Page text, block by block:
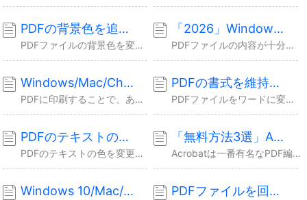
PDFの背景色を追加/変更する方法
PDFファイルの背景色を変更、または追加したい場合、どうしたらいいですか？本文では、PDFファイルの背景色を簡単に変更/追加する方法を皆さんに紹介するので、ご参照ください。
「2026」Windows/Mac/iPhoneでPDFに内容を入力する
PDFファイルの内容が十分ではない場合など、PDFファイルに内容を入力する必要があります。それでは、PDFファイルに内容を入力するには、どうしたらいいですか？ 本文では、Wind...
Windows/Mac/ChromeでPDFに印刷する方法
PDFに印刷することで、あらゆる形式のファイルを高品質なPDFに変換することができます。本文では、Windows/Mac/ChromeでPDFにPDFに印刷する方法を皆さんに紹介し...
PDFの書式を維持したままWordに変換する方法【無料】
PDFファイルをワードに変換すると、その書式がずれたり、崩れたりすることが少なくないでしょう。この記事では、PDFファイルの書式を維持したままでWordに変換する方法をまとめて紹介...
PDFのテキストの色を変更する簡単な方法3選
PDFのテキストの色を変更したい場合は、どうしたらいいですか？本文では、PDFのテキストの色を簡単に変更することができる方法を3つ皆さんに紹介するので、ご参照ください。
「無料方法3選」AcrobatなしでPDFをクロップする
Acrobatは一番有名なPDF編集ソフトだとしても、何らかの原因によってこのソフトを使用しない可能性があります。本文では、Acrobatがない場合、PDFファイルを簡単にクロップ...
Windows 10/Mac/オンラインでBMPをPDFに変換するソフト PDFファイルを回転して無料で保存する方法